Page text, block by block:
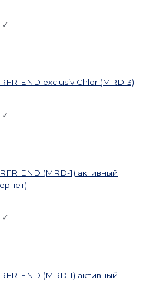
✓
exclusiv Chlor (MRD-3)
✓
(MRD-1) активный
✓
(MRD-1) активный